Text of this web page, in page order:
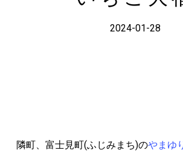
2024-01-28
隣町、富士見町(ふじみまち)のやまゆ